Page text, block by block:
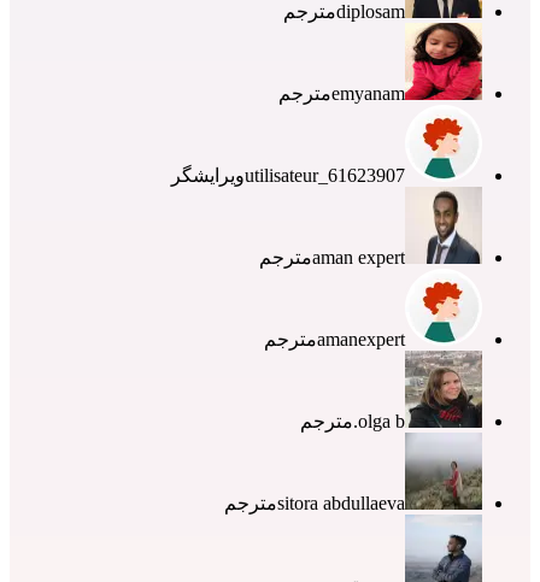
diplosamمترجم
emyanamمترجم
utilisateur_61623907ویرایشگر
aman expertمترجم
amanexpertمترجم
olga b. مترجم
sitora abdullaevaمترجم